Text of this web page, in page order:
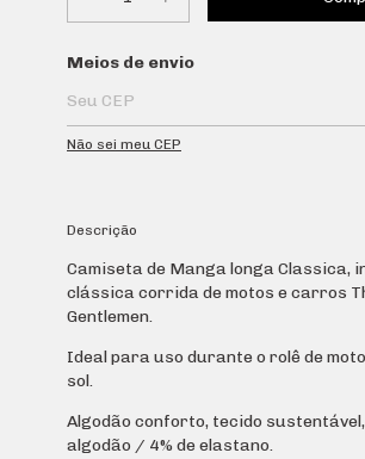
Entregas para o CEP:
Meios de envio
Não sei meu CEP
Descrição
Camiseta de Manga longa Classica,
clássica corrida de motos e carros
Gentlemen.
Ideal para uso durante o rolê de
sol.
Algodão conforto, tecido sustentável,
algodão / 4% de elastano.